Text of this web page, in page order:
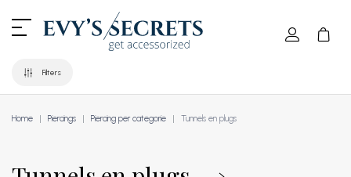
Filters
Home Piercings Piercing per categorie Tunnels en plugs